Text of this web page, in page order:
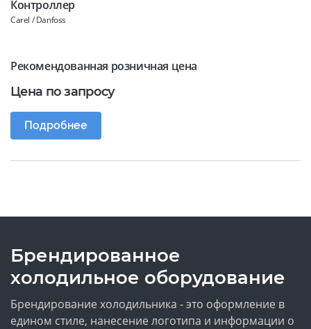
Контроллер
Carel / Danfoss
Рекомендованная розничная цена
Цена по запросу
Подробнее
Брендированное
холодильное оборудование
Брендирование холодильника - это оформление в
едином стиле, нанесение логотипа и информации о